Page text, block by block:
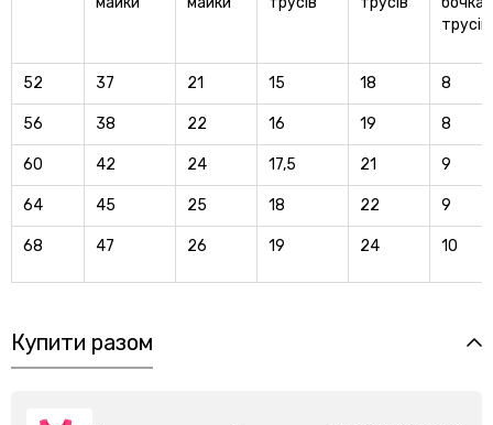
трусів
52 37 21 15 18 8
56 38 22 16 19 8
60 42 24 17,5 21 9
64 45 25 18 22 9
68 47 26 19 24 10
Купити разом